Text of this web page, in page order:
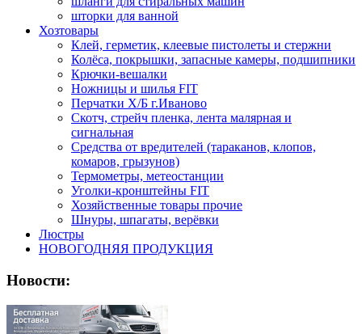
шторки для ванной
Хозтовары
Клей, герметик, клеевые пистолеты и стержни
Колёса, покрышки, запасные камеры, подшипники
Крючки-вешалки
Ножницы и шилья FIT
Перчатки Х/Б г.Иваново
Скотч, стрейч пленка, лента малярная и
сигнальная
Средства от вредителей (тараканов, клопов,
комаров, грызунов)
Термометры, метеостанции
Уголки-кронштейны FIT
Хозяйственные товары прочие
Шнуры, шпагаты, верёвки
Люстры
НОВОГОДНЯЯ ПРОДУКЦИЯ
Новости: